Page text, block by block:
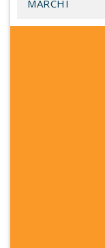
MARCHI